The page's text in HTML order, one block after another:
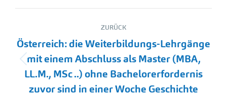
Kommentarnavigation
ZURÜCK
Vorheriger
Beitrag:
Österreich: die Weiterbildungs-Lehrgänge
mit einem Abschluss als Master (MBA,
LL.M., MSc ..) ohne Bachelorerfordernis
zuvor sind in einer Woche Geschichte